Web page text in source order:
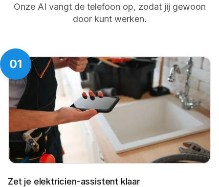
Onze AI vangt de telefoon op, zodat jij gewoon
door kunt werken.
01
Zet je elektricien-assistent klaar